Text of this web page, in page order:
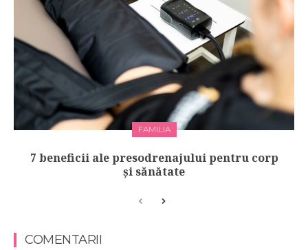
FAMILIA
7 beneficii ale presodrenajului pentru corp
și sănătate
COMENTARII